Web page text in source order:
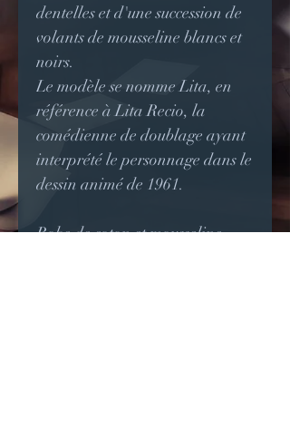
dentelles et d'une succession de
volants de mousseline blancs et
noirs.
Le modèle se nomme Lita, en
référence à Lita Recio, la
comédienne de doublage ayant
interprété le personnage dans le
dessin animé de 1961.
Robe de coton et mousseline